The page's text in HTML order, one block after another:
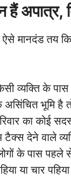
हैं अपात्र,
मानदंड तय
व्यक्ति के
भूमि है
का कोई
देने वाले
के पास
या चार